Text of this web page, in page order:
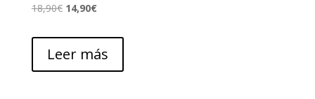
18,90€ El
original
era:
18,90€.
14,90€El
actual
es:
14,90€.
Leer más